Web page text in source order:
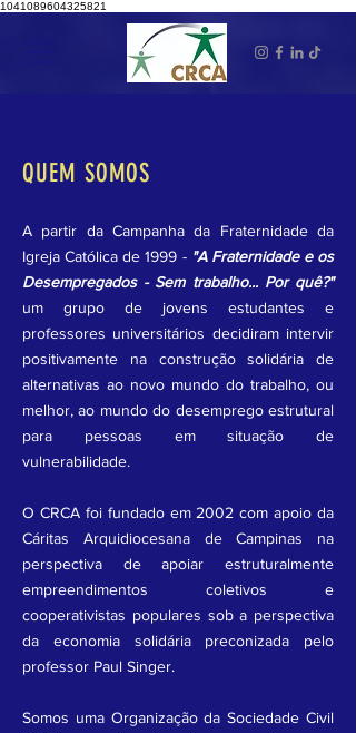
1041089604325821
QUEM SOMOS
A partir da Campanha da Fraternidade da
Igreja Católica de 1999 - "A Fraternidade e os
Desempregados - Sem trabalho... Por quê?"
um grupo de jovens estudantes e
professores universitários decidiram intervir
positivamente na construção solidária de
alternativas ao novo mundo do trabalho, ou
melhor, ao mundo do desemprego estrutural
para pessoas em situação de
vulnerabilidade.
O CRCA foi fundado em 2002 com apoio da
Cáritas Arquidiocesana de Campinas na
perspectiva de apoiar estruturalmente
empreendimentos coletivos e
cooperativistas populares sob a perspectiva
da economia solidária preconizada pelo
professor Paul Singer.
Somos uma Organização da Sociedade Civil